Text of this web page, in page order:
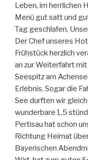
Leben, im herrlichen
Menü gut satt und
Tag geschlafen.
Der Chef unseres
Frühstück herzlich
an zur Weiterfahrt
Seespitz am
Erlebnis. Sogar die
See durften wir
wunderbare 1,5
Pertisau hat schon
Richtung Heimat
Bayerischen